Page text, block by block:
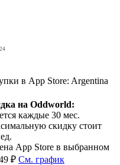
в App Store: Argentina
на Oddworld:
каждые 30 мес.
скидку стоит
App Store в выбранном
₽ См. график